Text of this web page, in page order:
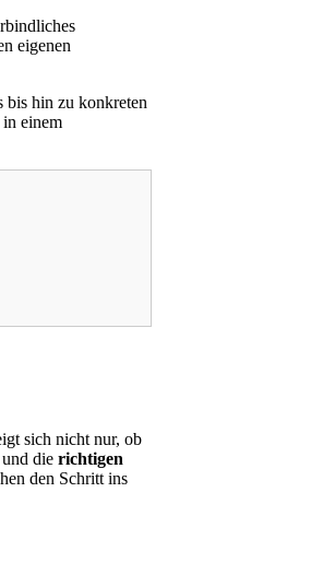
eigenen
bis hin zu konkreten
einem
sich nicht nur, ob
die richtigen
den Schritt ins